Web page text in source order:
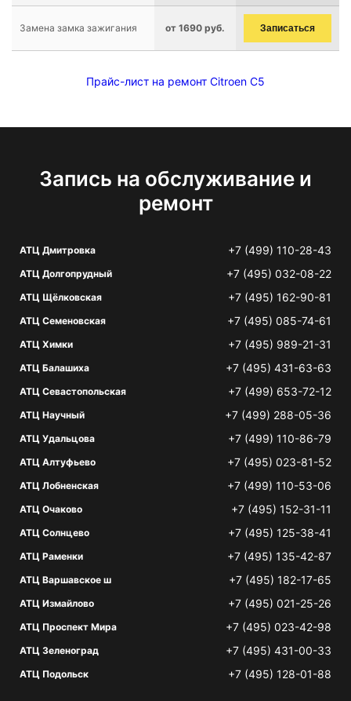
Замена замка зажигания от 1690 руб. Записаться
Прайс-лист на ремонт Citroen C5
Запись на обслуживание и
ремонт
АТЦ Дмитровка +7 (499) 110-28-43
АТЦ Долгопрудный +7 (495) 032-08-22
АТЦ Щёлковская +7 (495) 162-90-81
АТЦ Семеновская +7 (495) 085-74-61
АТЦ Химки +7 (495) 989-21-31
АТЦ Балашиха +7 (495) 431-63-63
АТЦ Севастопольская +7 (499) 653-72-12
АТЦ Научный +7 (499) 288-05-36
АТЦ Удальцова +7 (499) 110-86-79
АТЦ Алтуфьево +7 (495) 023-81-52
АТЦ Лобненская +7 (499) 110-53-06
АТЦ Очаково +7 (495) 152-31-11
АТЦ Солнцево +7 (495) 125-38-41
АТЦ Раменки +7 (495) 135-42-87
АТЦ Варшавское ш +7 (495) 182-17-65
АТЦ Измайлово +7 (495) 021-25-26
АТЦ Проспект Мира +7 (495) 023-42-98
АТЦ Зеленоград +7 (495) 431-00-33
АТЦ Подольск +7 (495) 128-01-88